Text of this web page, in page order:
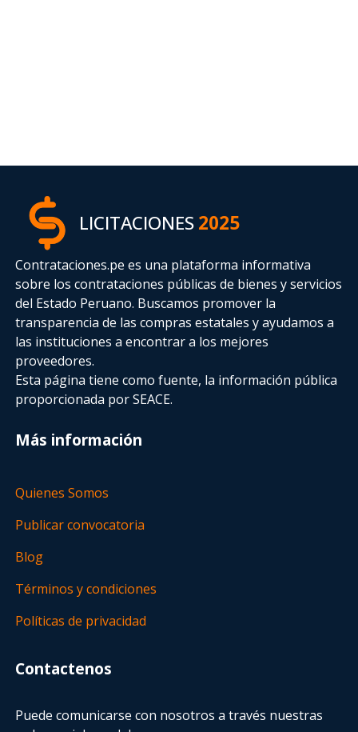
LICITACIONES2025
Contrataciones.pe es una plataforma informativa
sobre los contrataciones públicas de bienes y servicios
del Estado Peruano. Buscamos promover la
transparencia de las compras estatalesy ayudamos a
las instituciones a encontrar a los mejores
proveedores.
Esta página tiene como fuente, la información pública
proporcionada por SEACE.
Más información
Quienes Somos
Publicar convocatoria
Blog
Términos y condiciones
Políticas de privacidad
Contactenos
Puede comunicarse con nosotros a través nuestras